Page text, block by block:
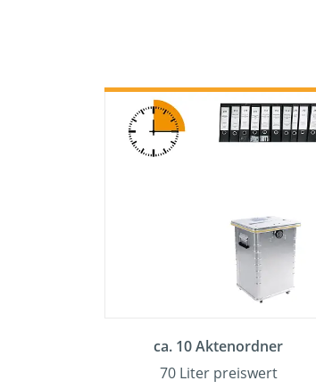
ca. 10 Aktenordner
70 Liter preiswert